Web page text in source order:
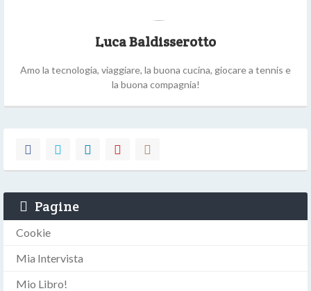
Luca Baldisserotto
Amo la tecnologia, viaggiare, la buona cucina, giocare a tennis e
la buona compagnia!
Pagine
Cookie
Mia Intervista
Mio Libro!